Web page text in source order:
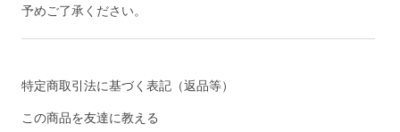
予めご了承ください。
特定商取引法に基づく表記（返品等）
この商品を友達に教える